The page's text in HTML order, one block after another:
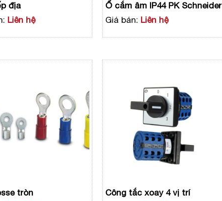
địa
Liên hệ
Ổ cắm âm IP44 PK Schneider
Giá bán: Liên hệ
tròn
Công tắc xoay 4 vị trí